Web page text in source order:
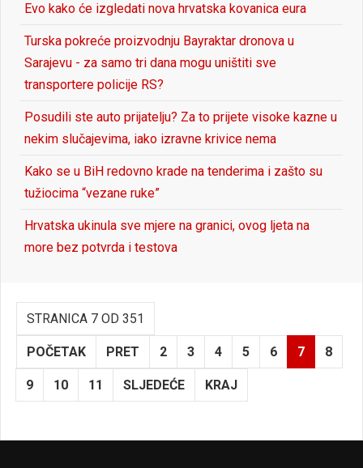
Evo kako će izgledati nova hrvatska kovanica eura
Turska pokreće proizvodnju Bayraktar dronova u
Sarajevu - za samo tri dana mogu uništiti sve
transportere policije RS?
Posudili ste auto prijatelju? Za to prijete visoke kazne u
nekim slučajevima, iako izravne krivice nema
Kako se u BiH redovno krade na tenderima i zašto su
tužiocima “vezane ruke”
Hrvatska ukinula sve mjere na granici, ovog ljeta na
more bez potvrda i testova
STRANICA 7 OD 351
POČETAK PRET 2 3 4 5 6 7 8
9 10 11 SLJEDEĆE KRAJ